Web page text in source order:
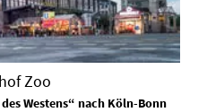
Zoo
Westens“ nach Köln-Bonn